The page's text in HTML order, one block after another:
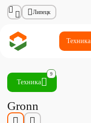
Липецк
Техника
Техника
9
Gronn